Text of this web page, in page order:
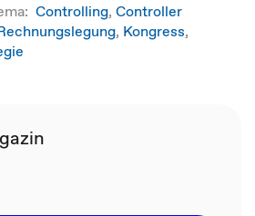
Controlling, Controller
, Kongress,